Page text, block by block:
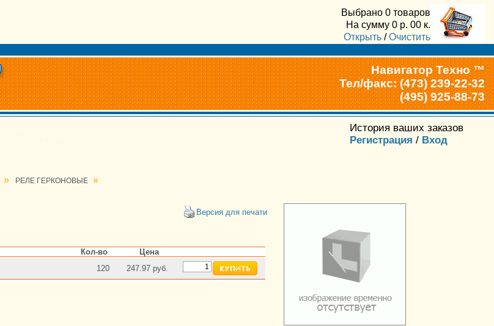
Выбрано 0 товаров
На сумму 0 р. 00 к.
Открыть /Очистить
Навигатор Техно ™
Тел/факс: (473) 239-22-32
(495) 925-88-73
История ваших заказов
Регистрация / Вход
» РЕЛЕ ГЕРКОНОВЫЕ »
Версия для печати
Кол-во
Цена
120 247.97 руб.